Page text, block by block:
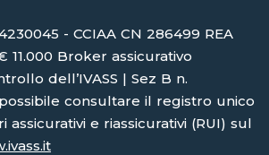
- CCIAA CN 286499 REA
11.000 Broker assicurativo
dell’IVASS | Sez B n.
consultare il registro unico
e riassicurativi (RUI) sul